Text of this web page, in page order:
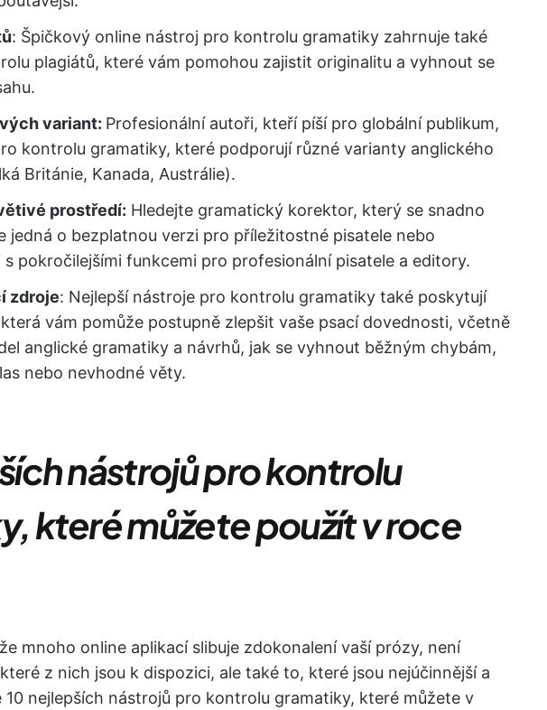
: Špičkový online nástroj pro kontrolu gramatiky zahrnuje také
plagiátů, které vám pomohou zajistit originalitu a vyhnout se
variant: Profesionální autoři, kteří píší pro globální publikum,
kontrolu gramatiky, které podporují různé varianty anglického
Británie, Kanada, Austrálie).
prostředí: Hledejte gramatický korektor, který se snadno
jedná o bezplatnou verzi pro příležitostné pisatele nebo
pokročilejšími funkcemi pro profesionální pisatele a editory.
zdroje: Nejlepší nástroje pro kontrolu gramatiky také poskytují
vám pomůže postupně zlepšit vaše psací dovednosti, včetně
anglické gramatiky a návrhů, jak se vyhnout běžným chybám,
nebo nevhodné věty.
nástrojů pro kontrolu
které můžete použít v roce
mnoho online aplikací slibuje zdokonalení vaší prózy, není
z nich jsou k dispozici, ale také to, které jsou nejúčinnější a
10 nejlepších nástrojů pro kontrolu gramatiky, které můžete v